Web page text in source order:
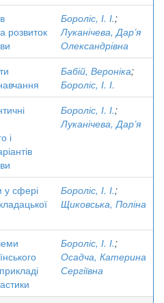
розвиток
Бороліс, І. І.;
Луканічева, Дар’я
Олександрівна
Бабій, Вероніка;
Бороліс, І. І.
і
Бороліс, І. І.;
Луканічева, Дар’я
у сфері
Бороліс, І. І.;
Щиковська, Поліна
Бороліс, І. І.;
Осадча, Катерина
Сергіївна